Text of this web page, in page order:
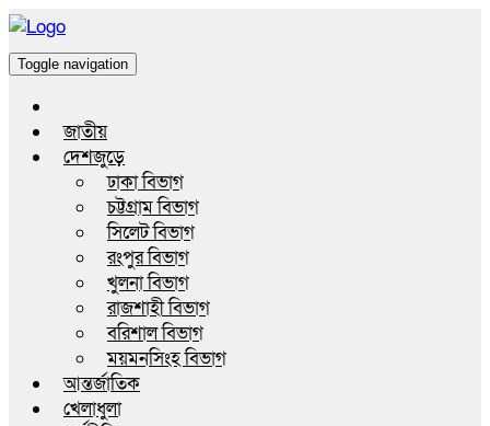
Toggle navigation
জাতীয়
দেশজুড়ে
ঢাকা বিভাগ
চট্টগ্রাম বিভাগ
সিলেট বিভাগ
রংপুর বিভাগ
খুলনা বিভাগ
রাজশাহী বিভাগ
বরিশাল বিভাগ
ময়মনসিংহ বিভাগ
আন্তর্জাতিক
খেলাধুলা